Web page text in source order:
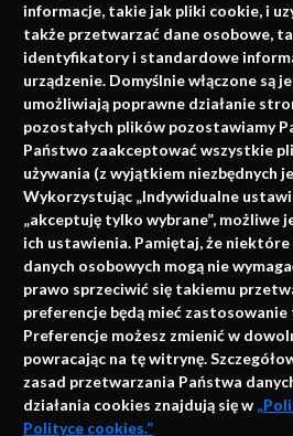
informacje, takie jak pliki cookie, i
także przetwarzać dane osobowe,
identyfikatory i standardowe
urządzenie. Domyślnie włączone są
umożliwiają poprawne działanie
pozostałych plików pozostawiamy
Państwo zaakceptować wszystkie
używania (z wyjątkiem niezbędnych
Wykorzystując „Indywidualne
„akceptuję tylko wybrane”, możliwe
ich ustawienia. Pamiętaj, że
danych osobowych mogą nie
prawo sprzeciwić się takiemu
preferencje będą mieć
Preferencje możesz zmienić w
powracając na tę witrynę.
zasad przetwarzania Państwa
działania cookies znajdują się w
Polityce cookies.”
Napisz do
ul.
43-460
Redakcja
ul. Wolności